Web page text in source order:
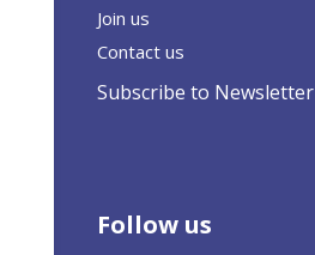
Join us
Contact us
Subscribe to Newsletter
Follow us